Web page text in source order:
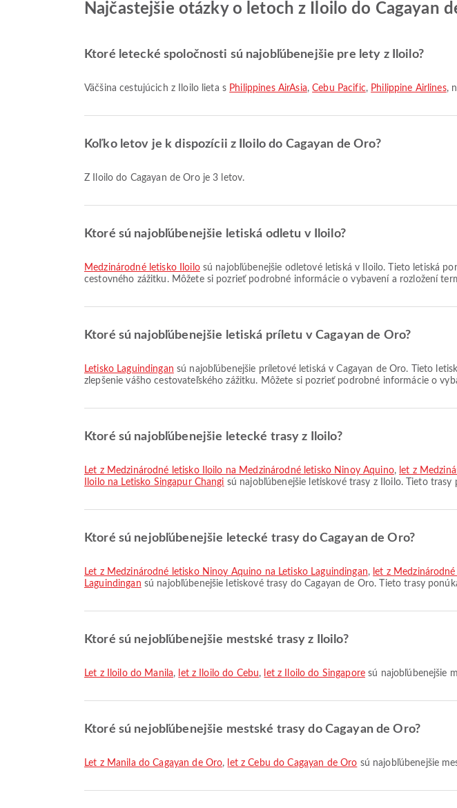
Najčastejšie otázky o letoch z Iloilo do Cagayan
Ktoré letecké spoločnosti sú najobľúbenejšie pre lety z Iloilo?
Väčšina cestujúcich z Iloilo lieta s Philippines AirAsia,Cebu Pacific, Philippine Airlines,
Koľko letov je k dispozícii z Iloilo do Cagayan de Oro?
Z Iloilo do Cagayan de Oro je 3 letov.
Ktoré sú najobľúbenejšie letiská odletu v Iloilo?
Medzinárodné letisko Iloilosú najobľúbenejšie odletové letiská v Iloilo. Tieto letiská
cestovného zážitku. Môžete si pozrieť podrobné informácie o vybavení a rozložení
Ktoré sú najobľúbenejšie letiská príletu v Cagayan de Oro?
Letisko Laguindingan sú najobľúbenejšie príletové letiská v Cagayan de Oro. Tieto
zlepšenie vášho cestovateľského zážitku. Môžete si pozrieť podrobné informácie o
Ktoré sú najobľúbenejšie letecké trasy z Iloilo?
let z Medzinárodné letisko Iloilo na Medzinárodné letisko Ninoy Aquino, let z
Iloilo na Letisko Singapur Changi sú najobľúbenejšie letiskové trasy z Iloilo. Tieto
Ktoré sú nejobľúbenejšie letecké trasy do Cagayan de Oro?
let z Medzinárodné letisko Ninoy Aquino na Letisko Laguindingan, let z
Laguindingan sú najobľúbenejšie letiskové trasy do Cagayan de Oro. Tieto trasy
Ktoré sú nejobľúbenejšie mestské trasy z Iloilo?
let z Iloilo do Manila, let z Iloilo do Cebu, let z Iloilo do Singaporesú najobľúbenejšie
Ktoré sú nejobľúbenejšie mestské trasy do Cagayan de Oro?
let z Manila do Cagayan de Oro, let z Cebu do Cagayan de Oro sú najobľúbenejšie